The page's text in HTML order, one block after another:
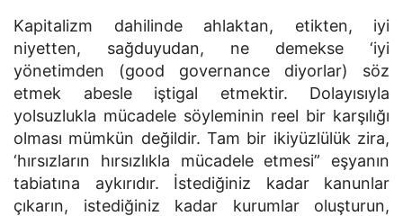
Kapitalizm dahilinde ahlaktan, etikten, iyi
niyetten, sağduyudan, ne demekse ‘iyi
yönetimden (good governance diyorlar) söz
etmek abesle iştigal etmektir. Dolayısıyla
yolsuzlukla mücadele söyleminin reel bir karşılığı
olması mümkün değildir. Tam bir ikiyüzlülük zira,
‘hırsızların hırsızlıkla mücadele etmesi” eşyanın
tabiatına aykırıdır. İstediğiniz kadar kanunlar
çıkarın, istediğiniz kadar kurumlar oluşturun,